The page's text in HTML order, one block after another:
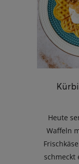
Heute
Waffeln
schmeckt